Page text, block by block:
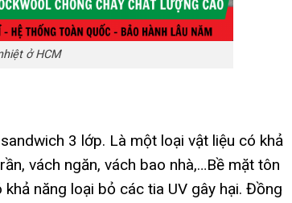
ở HCM
3 lớp. Là một loại vật liệu có khả
vách ngăn, vách bao nhà,…Bề mặt tôn
năng loại bỏ các tia UV gây hại. Đồng